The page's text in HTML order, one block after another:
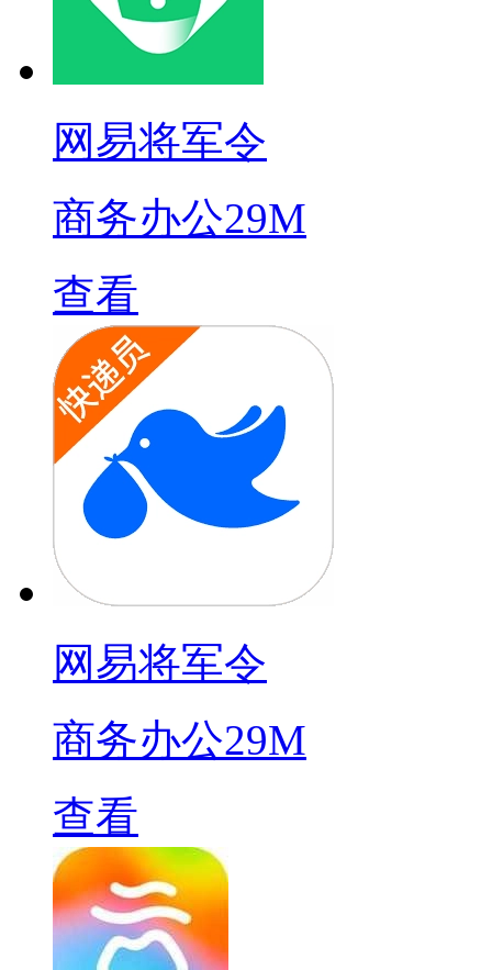
网易将军令
商务办公29M
查看
网易将军令
商务办公29M
查看